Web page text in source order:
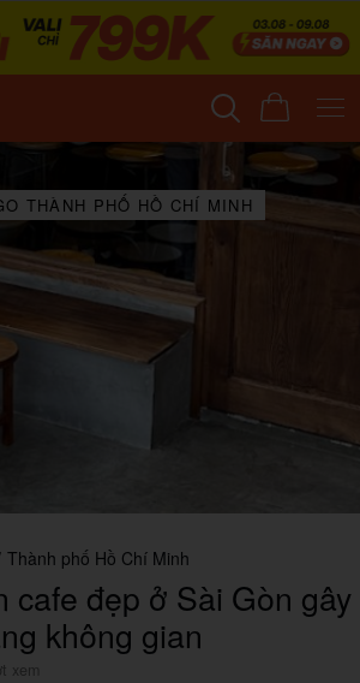
THÀNH PHỐ HỒ CHÍ MINH
Thành phố Hồ Chí Minh
cafe đẹp ở Sài Gòn gây
không gian
xem